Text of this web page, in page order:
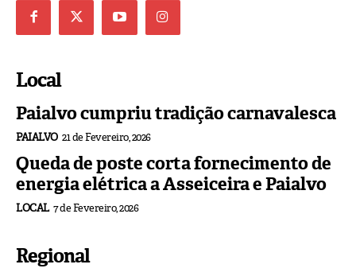
Local
Paialvo cumpriu tradição carnavalesca
PAIALVO 21 de Fevereiro, 2026
Queda de poste corta fornecimento de
energia elétrica a Asseiceira e Paialvo
LOCAL 7 de Fevereiro, 2026
Regional